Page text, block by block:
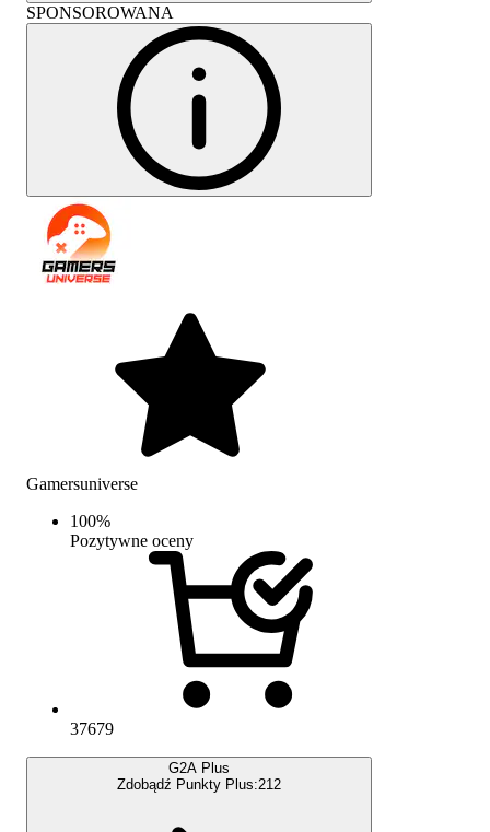
SPONSOROWANA
Gamersuniverse
100%
Pozytywne oceny
37679
G2A Plus
Zdobądź Punkty Plus:212